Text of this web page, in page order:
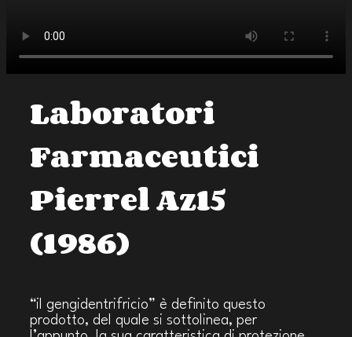
Laboratori
Farmaceutici
Pierrel Az15
(1986)
“il gengidentrifricio” è definito questo
prodotto, del quale si sottolinea, per